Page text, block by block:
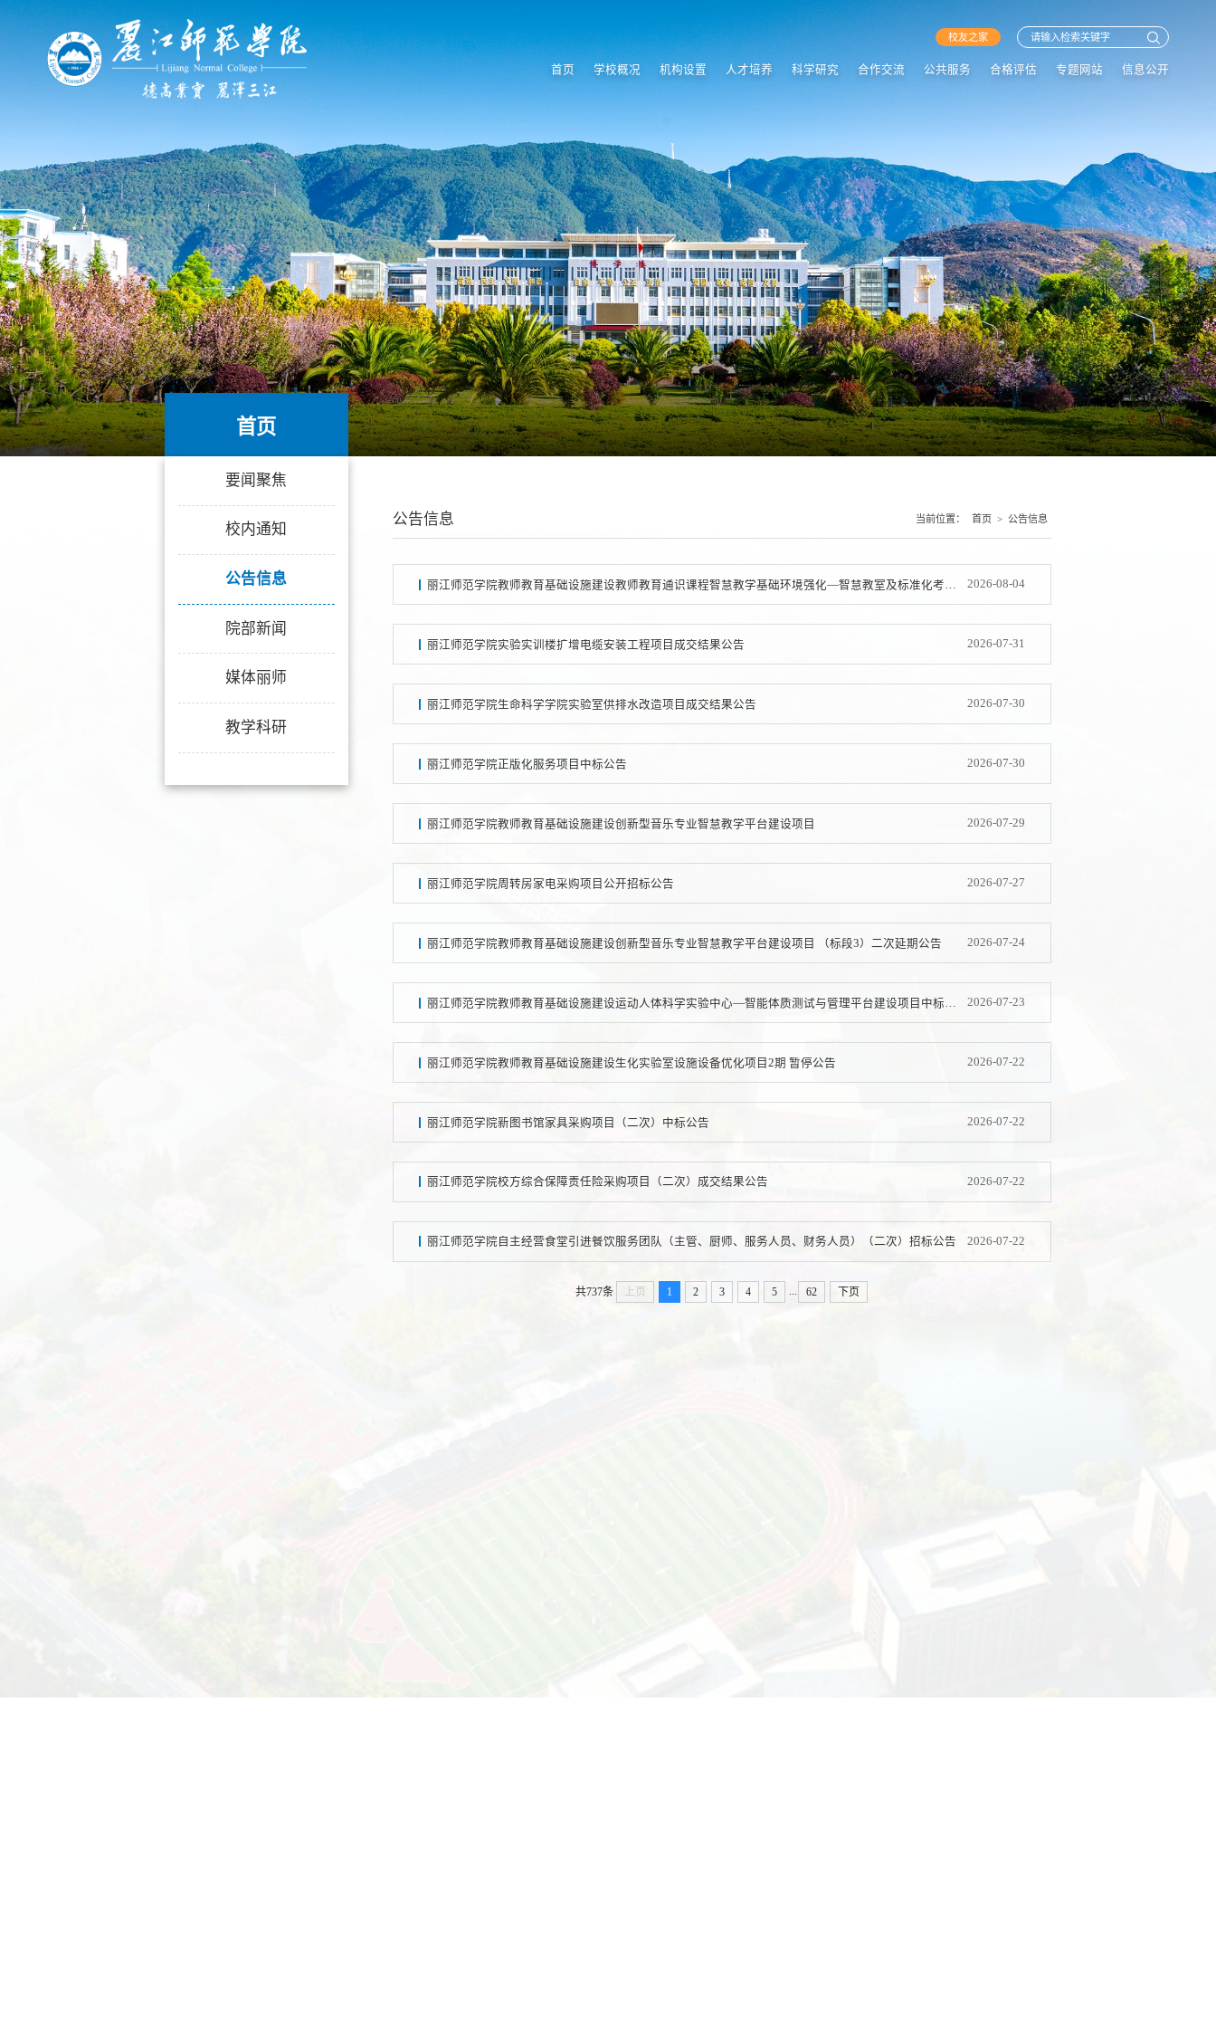
校友之家
首页 学校概况 机构设置 人才培养 科学研究 合作交流 公共服务 合格评估 专题网站 信息公开
首页 首页
要闻聚焦
校内通知
公告信息
院部新闻
媒体丽师
教学科研
公告信息 当前位置： 首页 > 公告信息
丽江师范学院教师教育基础设施建设教师教育通识课程智慧教学基础环境强化—智慧教室及标准化考场建设项目（二次）中标结果公告 2026-08-04
丽江师范学院实验实训楼扩增电缆安装工程项目成交结果公告 2026-07-31
丽江师范学院生命科学学院实验室供排水改造项目成交结果公告 2026-07-30
丽江师范学院正版化服务项目中标公告 2026-07-30
丽江师范学院教师教育基础设施建设创新型音乐专业智慧教学平台建设项目 2026-07-29
丽江师范学院周转房家电采购项目公开招标公告 2026-07-27
丽江师范学院教师教育基础设施建设创新型音乐专业智慧教学平台建设项目 （标段3）二次延期公告 2026-07-24
2026-07-23
丽江师范学院教师教育基础设施建设生化实验室设施设备优化项目2期 暂停公告 2026-07-22
丽江师范学院新图书馆家具采购项目（二次）中标公告 2026-07-22
丽江师范学院校方综合保障责任险采购项目（二次）成交结果公告 2026-07-22
丽江师范学院自主经营食堂引进餐饮服务团队（主管、厨师、服务人员、财务人员）（二次）招标公告 2026-07-22
共737条 上页 1 2 3 4 5 62 下页